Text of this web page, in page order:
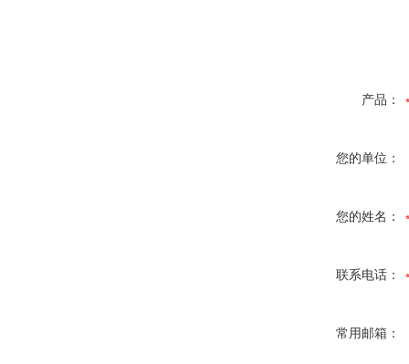
产品：
您的单位：
您的姓名：
联系电话：
常用邮箱：